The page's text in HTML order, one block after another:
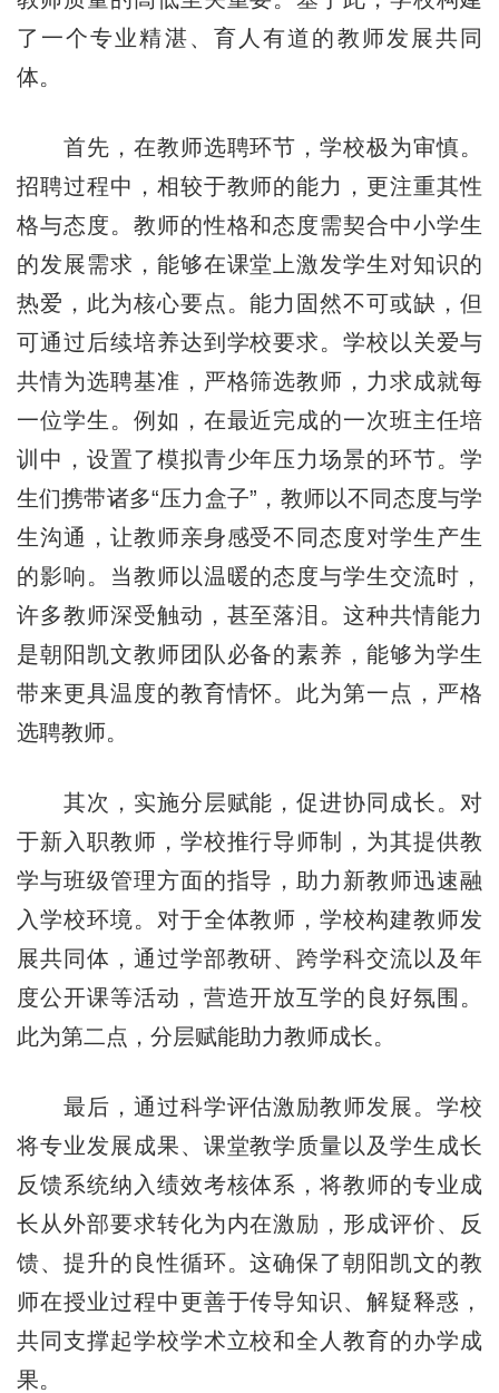
了一个专业精湛、育人有道的教师发展共同
体。
首先，在教师选聘环节，学校极为审慎。
招聘过程中，相较于教师的能力，更注重其性
格与态度。教师的性格和态度需契合中小学生
的发展需求，能够在课堂上激发学生对知识的
热爱，此为核心要点。能力固然不可或缺，但
可通过后续培养达到学校要求。学校以关爱与
共情为选聘基准，严格筛选教师，力求成就每
一位学生。例如，在最近完成的一次班主任培
训中，设置了模拟青少年压力场景的环节。学
生们携带诸多“压力盒子”，教师以不同态度与学
生沟通，让教师亲身感受不同态度对学生产生
的影响。当教师以温暖的态度与学生交流时，
许多教师深受触动，甚至落泪。这种共情能力
是朝阳凯文教师团队必备的素养，能够为学生
带来更具温度的教育情怀。此为第一点，严格
选聘教师。
其次，实施分层赋能，促进协同成长。对
于新入职教师，学校推行导师制，为其提供教
学与班级管理方面的指导，助力新教师迅速融
入学校环境。对于全体教师，学校构建教师发
展共同体，通过学部教研、跨学科交流以及年
度公开课等活动，营造开放互学的良好氛围。
此为第二点，分层赋能助力教师成长。
最后，通过科学评估激励教师发展。学校
将专业发展成果、课堂教学质量以及学生成长
反馈系统纳入绩效考核体系，将教师的专业成
长从外部要求转化为内在激励，形成评价、反
馈、提升的良性循环。这确保了朝阳凯文的教
师在授业过程中更善于传导知识、解疑释惑，
共同支撑起学校学术立校和全人教育的办学成
果。